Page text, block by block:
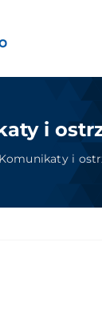
i
Komunikaty i